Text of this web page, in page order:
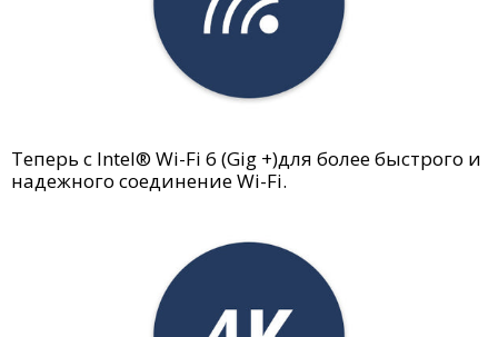
Теперь с Intel® Wi-Fi 6 (Gig +)для более быстрого и
надежного соединение Wi-Fi.